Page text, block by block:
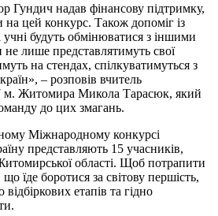
Гундич надав фінансову підтримку,
на цей конкурс. Також допоміг із
будуть обмінюватися з іншими
лише представлятимуть свої
на стендах, спілкуватимуться з
– розповів вчитель
Житомира Микола Тарасюк, який
до цих змагань.
Міжнародному конкурсі
представляють 15 учасників,
області. Щоб потрапити
що їде боротися за світову першість,
етапів та гідно